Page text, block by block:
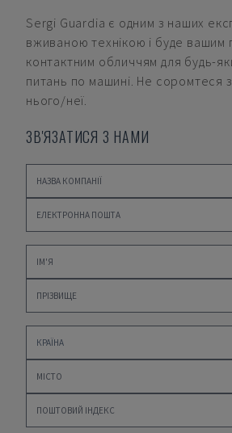
Sergi Guardia є одним з наших
вживаною технікою і буде вашим
контактним обличчям для будь-
питань по машині. Не соромтеся
нього/неї.
ЗВ'ЯЗАТИСЯ З НАМИ